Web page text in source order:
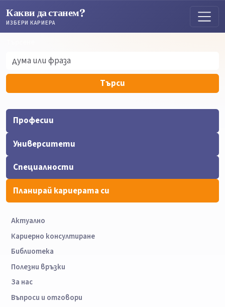
Какви да станем?
ИЗБЕРИ КАРИЕРА
Търси
Професии
Университети
Специалности
Планирай кариерата си
Актуално
Кариерно консултиране
Библиотека
Полезни връзки
За нас
Въпроси и отговори